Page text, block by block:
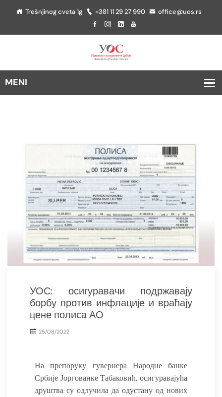
Trešnjinog cveta 1g +381 11 29 27 990 office@uos.rs
УОС: осигуравачи подржавају
борбу против инфлације и враћају
цене полиса АО
25/08/2022
На препоруку гувернера Народне банке
Србије Јоргованке Табаковић, осигуравајућа
друштва су одлучила да одустану од нових